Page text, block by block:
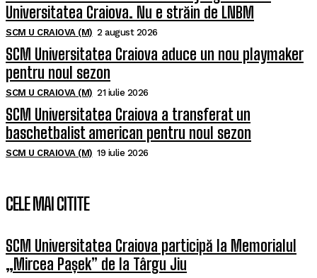
Universitatea Craiova. Nu e străin de LNBM
SCM U CRAIOVA (M) 2 august 2026
SCM Universitatea Craiova aduce un nou playmaker
pentru noul sezon
SCM U CRAIOVA (M) 21 iulie 2026
SCM Universitatea Craiova a transferat un
baschetbalist american pentru noul sezon
SCM U CRAIOVA (M) 19 iulie 2026
CELE MAI CITITE
SCM Universitatea Craiova participă la Memorialul
„Mircea Pașek” de la Târgu Jiu